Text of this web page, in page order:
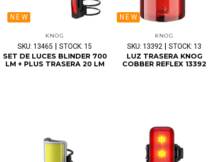
N E W
KNOG
SKU: 13465 | STOCK: 15
SET DE LUCES BLINDER 700
LM + PLUS TRASERA 20 LM
N E W
KNOG
SKU: 13392 | STOCK: 13
LUZ TRASERA KNOG
COBBER REFLEX 13392